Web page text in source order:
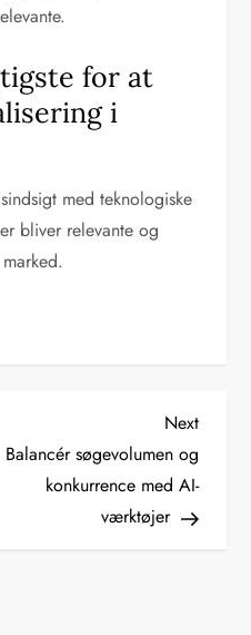
for at
i
med teknologiske
bliver relevante og
Next
Post
Next
Balancér søgevolumen og
konkurrence med AI-
værktøjer